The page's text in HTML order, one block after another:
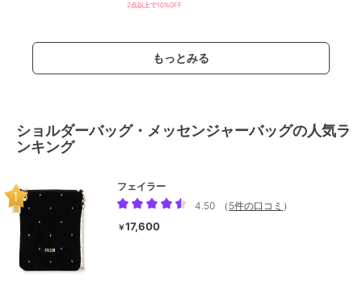
2点以上で10%OFF
もっとみる
ショルダーバッグ・メッセンジャーバッグの人気ラ
ンキング
フェイラー
4.50
（ 5件の口コミ ）
￥17,600